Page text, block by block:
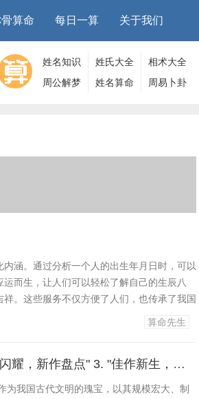
算命 每日一算 关于我们
姓名知识 姓氏大全
相术大全
周公解梦
姓名算命 周易卜卦
涵。通过分析一个人的出生年月日时，可以
而生，让人们可以轻松了解自己的生辰八
。这些服务不仅方便了人们，也传承了我国
算命先生
取名打分_1. "新锐崛起，力作登场" 2. "新星闪耀，新作盘点" 3. "佳作新生，聚焦亮点" 4. "新篇启航，亮点速览&q
为我国古代文明的瑰宝，以其规模宏大、制